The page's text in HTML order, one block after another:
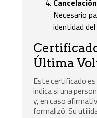
Necesario
identidad
Última
Este certificado
indica si una
y, en caso
formalizó. Su